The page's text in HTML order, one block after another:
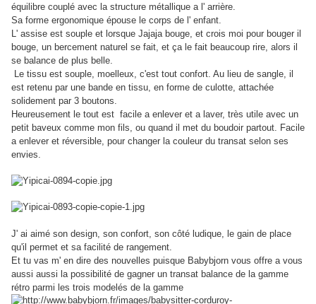
équilibre couplé avec la structure métallique a l' arrière.
Sa forme ergonomique épouse le corps de l' enfant.
L' assise est souple et lorsque Jajaja bouge, et crois moi pour bouger il
bouge, un bercement naturel se fait, et ça le fait beaucoup rire, alors il
se balance de plus belle.
Le tissu est souple, moelleux, c'est tout confort. Au lieu de sangle, il
est retenu par une bande en tissu, en forme de culotte, attachée
solidement par 3 boutons.
Heureusement le tout est facile a enlever et a laver, très utile avec un
petit baveux comme mon fils, ou quand il met du boudoir partout. Facile
a enlever et réversible, pour changer la couleur du transat selon ses
envies.
J' ai aimé son design, son confort, son côté ludique, le gain de place
qu'il permet et sa facilité de rangement.
Et tu vas m' en dire des nouvelles puisque Babybjorn vous offre a vous
aussi aussi la possibilité de gagner un transat balance de la gamme
rétro parmi les trois modelés de la gamme